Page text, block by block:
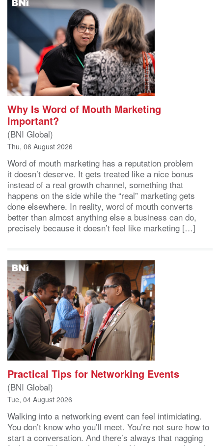
Why Is Word of Mouth Marketing
Important?
(BNI Global)
Thu, 06 August 2026
Word of mouth marketing has a reputation problem
it doesn’t deserve. It gets treated like a nice bonus
instead of a real growth channel, something that
happens on the side while the “real” marketing gets
done elsewhere. In reality, word of mouth converts
better than almost anything else a business can do,
precisely because it doesn’t feel like marketing […]
Practical Tips for Networking Events
(BNI Global)
Tue, 04 August 2026
Walking into a networking event can feel intimidating.
You don’t know who you’ll meet. You’re not sure how to
start a conversation. And there’s always that nagging